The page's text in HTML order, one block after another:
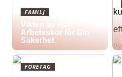
FAMILJ
Vikten av Rätt
Arbetsskor för Din
Säkerhet
FÖRETAG